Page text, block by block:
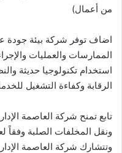
من أعمال)
اضاف توفر شركة بيئة جودة
الممارسات والعمليات
استخدام تكنولوجيا حديثة
الرقابة وكفاءة التشغيل
تابع تمنح شركة العاصمة
ونقل المخلفات الصلبة وفقاً
وتتشارك شركة العاصمة